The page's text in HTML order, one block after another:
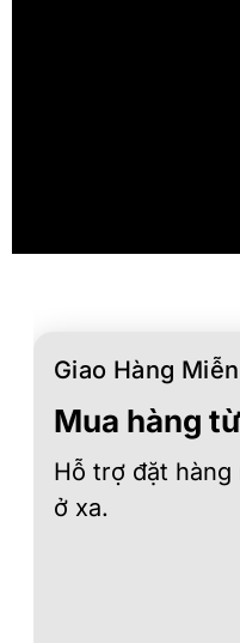
Giao Hàng
Mua hàng
Hỗ trợ đặt
ở xa.